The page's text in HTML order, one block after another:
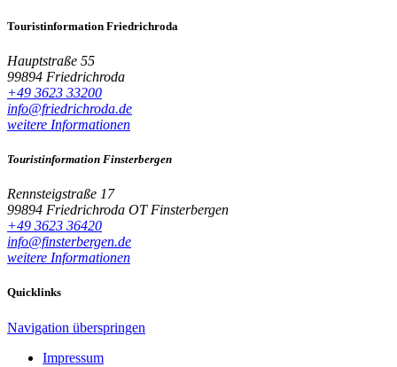
Touristinformation Friedrichroda
Hauptstraße 55
99894 Friedrichroda
+49 3623 33200
info@friedrichroda.de
weitere Informationen
Touristinformation Finsterbergen
Rennsteigstraße 17
99894 Friedrichroda OT Finsterbergen
+49 3623 36420
info@finsterbergen.de
weitere Informationen
Quicklinks
Navigation überspringen
Impressum